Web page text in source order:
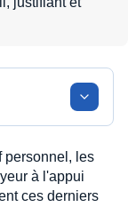
personnel, les
à l'appui
ces derniers